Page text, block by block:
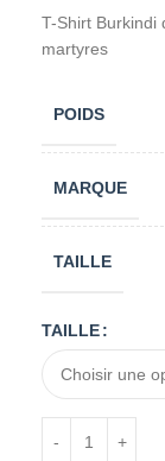
T-Shirt Burkindi
martyres
POIDS
MARQUE
TAILLE
TAILLE